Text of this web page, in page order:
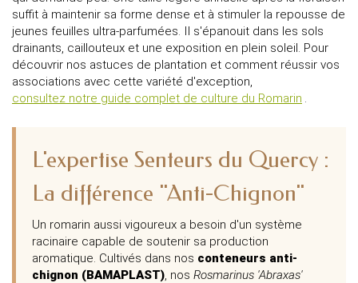
suffit à maintenir sa forme dense et à stimuler la repousse de
jeunes feuilles ultra-parfumées. Il s'épanouit dans les sols
drainants, caillouteux et une exposition en plein soleil. Pour
découvrir nos astuces de plantation et comment réussir vos
associations avec cette variété d'exception,
consultez notre guide complet de culture du Romarin .
L'expertise Senteurs du Quercy :
La différence "Anti-Chignon"
Un romarin aussi vigoureux a besoin d'un système
racinaire capable de soutenir sa production
aromatique. Cultivés dans nos conteneurs anti-
chignon (BAMAPLAST), nos Rosmarinus 'Abraxas'